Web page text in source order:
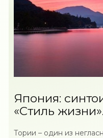
Япония:
«Стиль
Тории – один из